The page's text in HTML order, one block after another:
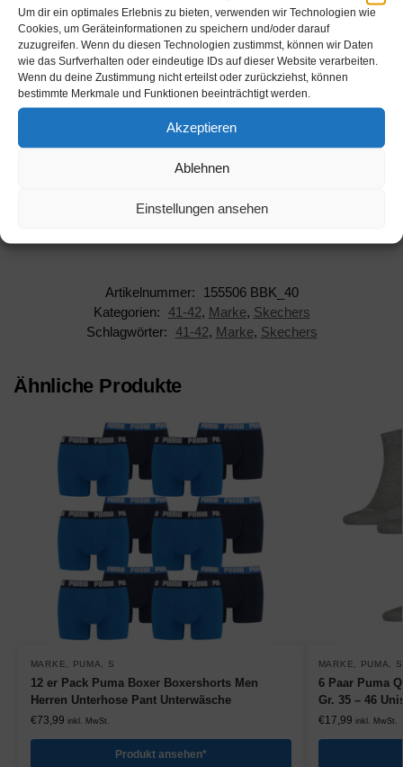
Um dir ein optimales Erlebnis zu bieten, verwenden wir Technologien wie
Cookies, um Geräteinformationen zu speichern und/oder darauf
zuzugreifen. Wenn du diesen Technologien zustimmst, können wir Daten
wie das Surfverhalten oder eindeutige IDs auf dieser Website verarbeiten.
Wenn du deine Zustimmung nicht erteilst oder zurückziehst, können
bestimmte Merkmale und Funktionen beeinträchtigt werden.
Akzeptieren
Ablehnen
Einstellungen ansehen
Beschreibung
Artikelnummer:
155506 BBK_40
Kategorien: 41-42, Marke, Skechers
Schlagwörter: 41-42, Marke, Skechers
Ähnliche Produkte
MARKE, PUMA, S
12 er Pack Puma Boxer Boxershorts Men
Herren Unterhose Pant Unterwäsche
€73,99 inkl. MwSt.
Produkt ansehen*
MARKE, PUMA, S
6 Paar Puma
Gr. 35 – 46
€17,99 inkl. MwSt.